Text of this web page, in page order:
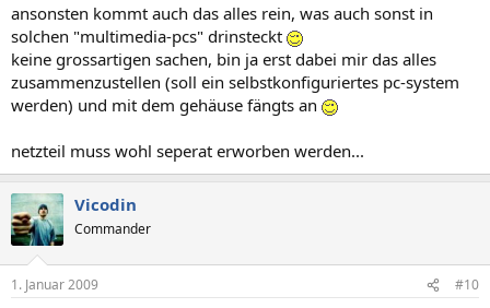
ansonsten kommt auch das alles rein, was auch sonst in
solchen "multimedia-pcs" drinsteckt
keine grossartigen sachen, bin ja erst dabei mir das alles
zusammenzustellen (soll ein selbstkonfiguriertes pc-system
werden) und mit dem gehäuse fängts an
netzteil muss wohl seperat erworben werden...
Vicodin
Commander
1. Januar 2009 #10